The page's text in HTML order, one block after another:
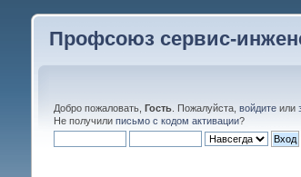
Профсоюз сервис-
Добро пожаловать, Гость. Пожалуйста, войдитеили
Не получили письмо с кодом активации?